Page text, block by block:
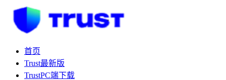
首页
Trust最新版
TrustPC端下载